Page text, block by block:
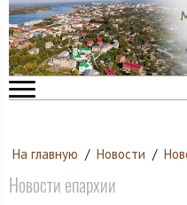
На главную / Новости /
Новости епархии